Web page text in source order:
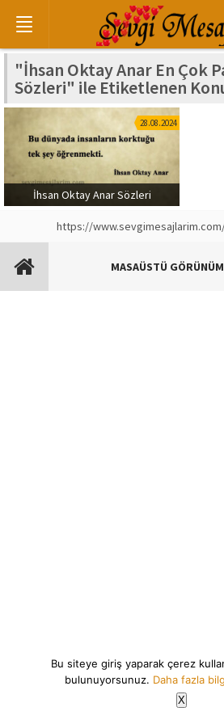
"İhsan Oktay Anar En Çok
Sözleri" ile Etiketlenen
İhsan Oktay Anar Sözleri
28.08.2024
https://
MASAÜSTÜ
Bu siteye giriş yaparak çerez
bulunuyorsunuz. Daha fazla
X